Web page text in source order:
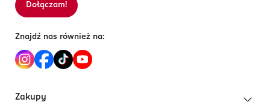
Sortowanie wg
Dołączam!
Znajdź nas również na:
Zakupy